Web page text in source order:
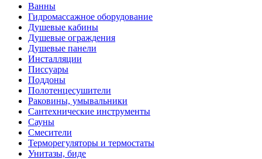
Ванны
Гидромассажное оборудование
Душевые кабины
Душевые ограждения
Душевые панели
Инсталляции
Писсуары
Поддоны
Полотенцесушители
Раковины, умывальники
Сантехнические инструменты
Сауны
Смесители
Терморегуляторы и термостаты
Унитазы, биде